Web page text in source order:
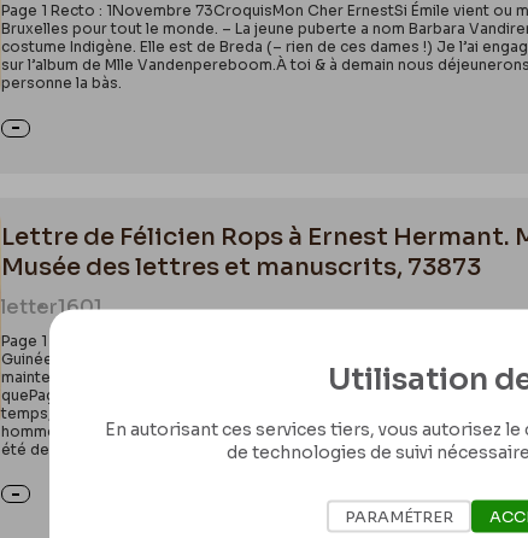
Page 1 Recto : 1Novembre 73CroquisMon Cher ErnestSi Émile vient ou
Bruxelles pour tout le monde. – La jeune puberte a nom Barbara
costume Indigène. Elle est de Breda (– rien de ces dames !) Je l’ai
sur l’album de Mlle Vandenpereboom.À toi & à demain nous
personne la bàs.
Lettre de Félicien Rops à Ernest
Musée des lettres et manuscrits, 73873
letter1601
Page 1 Recto : 1CroquisNicaise Keyser PINXIT ROMA.
Guinée aux soirées de la Bourguemaîtresse, ou ira-t-il échouer sur la
maintenant : – ô triste retour des frusques d’ici bas ! – la manche sur
quePage 1 Verso : 2Constant du Café Riche apporte à Mlle Turlurette
temps, toujours ! – elle appuyait confiante sa tête blonde en y laissant
homme & j’y suis préparé ! –Je te reverrai bientôt le 22 ou le 23 je
été depuis Blanken
Utilisation
En autorisant ces services tiers, vous autorisez
de technologies de suivi
PARAMÉTRER